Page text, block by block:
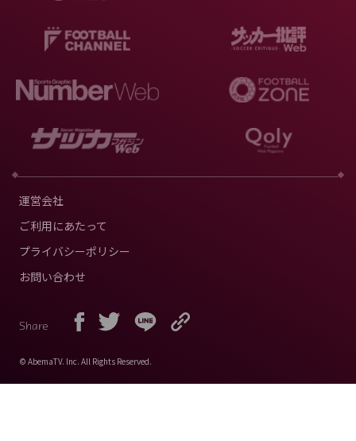
運営会社
ご利用にあたって
プライバシーポリシー
お問い合わせ
Share
© AbemaTV. Inc. All Rights Reserved.